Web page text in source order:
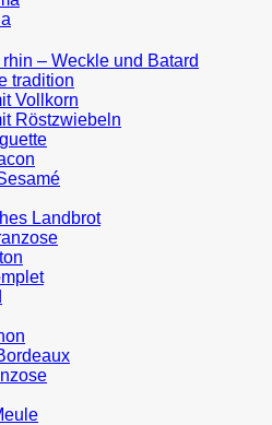
– Weckle und Batard
tradition
Vollkorn
Röstzwiebeln
Landbrot